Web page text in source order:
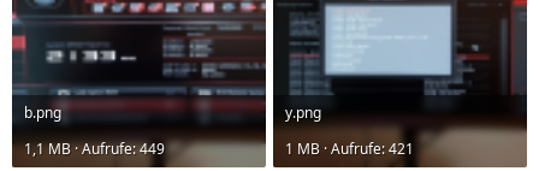
b.png
1,1 MB · Aufrufe: 449
y.png
1 MB · Aufrufe: 421